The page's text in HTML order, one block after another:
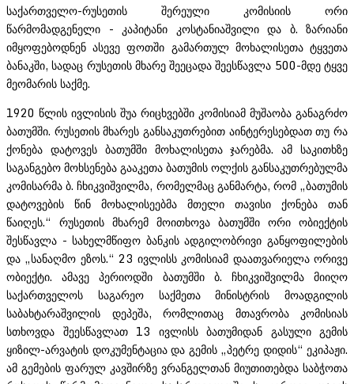
საქართველო-რუსეთის შერეული კომისიის ორი
წარმომადგენელი - კაპიტანი კოსტანიაშვილი და ბ. ზარიანი
იმყოფებოდნენ ასევე ფოთში გამართულ მოხალისეთა ტყვეთა
ბანაკში, სადაც რუსეთის მხარე შეეცადა შეესწავლა 500-მდე ტყვე
მეომარის საქმე.
1920 წლის ივლისის შუა რიცხვებში კომისიამ მუშაობა განაგრძო
ბათუმში. რუსეთის მხარეს განსაკუთრებით აინტერესებდათ თუ რა
ქონება დატოვეს ბათუმში მოხალისეთა ჯარებმა. ამ საკითხზე
საგანგებო მოხსენება გააკეთა ბათუმის ოლქის განსაკუთრებულმა
კომისარმა ბ. ჩხიკვიშვილმა, რომელმაც განმარტა, რომ „ბათუმის
დატოვების წინ მოხალისეებმა მთელი თავისი ქონება თან
წაიღეს.“ რუსეთის მხარემ მოითხოვა ბათუმში ორი ობიექტის
შესწავლა - სახელმწიფო ბანკის ადგილობრივი განყოფილების
და „სანაღმო ეზოს.“ 23 ივლისს კომისიამ დაათვარიელა ორივე
ობიექტი. ამავე პერიოდში ბათუმში ბ. ჩხიკვიშვილმა მიიღო
საქართველოს საგარეო საქმეთა მინისტრის მოადგილის
საბახტარაშვილის დეპეშა, რომლითაც მთავრობა კომისიას
სთხოვდა შეესწავლათ 13 ივლისს ბათუმიდან გასული გემის
ყიზილ-არვატის დოკუმენტაცია და გემის „პეტრე დიდის“ ეკიპაჟი.
ამ გემების ფარულ კავშირზე ვრანგელთან მიუთითებდა საბჭოთა